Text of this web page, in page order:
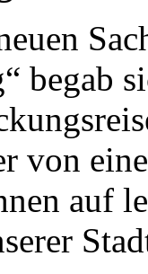
begab
von
auf